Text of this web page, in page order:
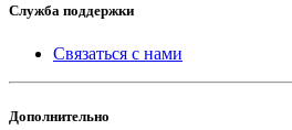
Служба поддержки
Связаться с нами
Дополнительно